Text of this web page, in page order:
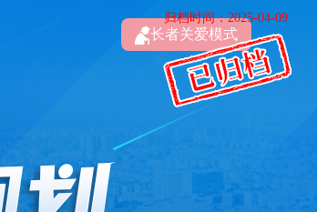
归档时间：2025-04-09
长者关爱模式